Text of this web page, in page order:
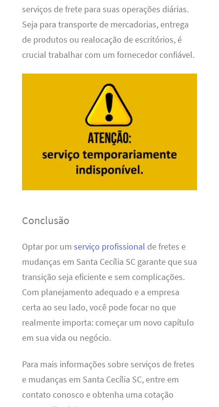
serviços de frete para suas operações diárias.
Seja para transporte de mercadorias, entrega
de produtos ou realocação de escritórios, é
crucial trabalhar com um fornecedor confiável.
Conclusão
Optar por um serviço profissional de fretes e
mudanças em Santa Cecília SC garante que sua
transição seja eficiente e sem complicações.
Com planejamento adequado e a empresa
certa ao seu lado, você pode focar no que
realmente importa: começar um novo capítulo
em sua vida ou negócio.
Para mais informações sobre serviços de fretes
e mudanças em Santa Cecília SC, entre em
contato conosco e obtenha uma cotação